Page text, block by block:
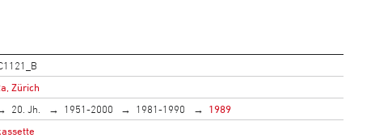
Zürich
20. Jh. 1951-2000 1981-1990
1989